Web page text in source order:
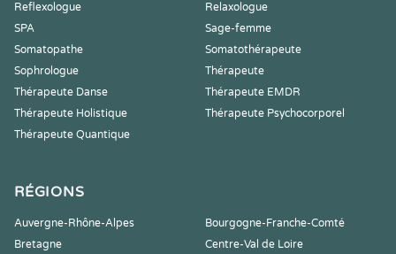
Reflexologue
Relaxologue
SPA
Sage-femme
Somatopathe
Somatothérapeute
Sophrologue
Thérapeute
Thérapeute Danse
Thérapeute EMDR
Thérapeute Holistique
Thérapeute Psychocorporel
Thérapeute Quantique
RÉGIONS
Auvergne-Rhône-Alpes
Bourgogne-Franche-Comté
Bretagne
Centre-Val de Loire